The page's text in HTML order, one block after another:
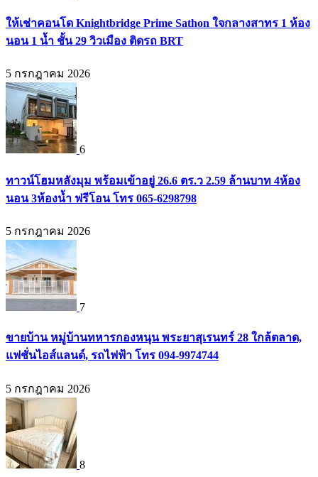
ให้เช่าคอนโด Knightbridge Prime Sathon ใจกลางสาทร 1 ห้อง
นอน 1 น้ำ ชั้น 29 วิวเมือง ติดรถ BRT
5 กรกฎาคม 2026
6
ทาวน์โฮมหลังมุม พร้อมเข้าอยู่ 26.6 ตร.ว 2.59 ล้านบาท 4ห้อง
นอน 3ห้องน้ำ ฟรีโอน โทร 065-6298798
5 กรกฎาคม 2026
7
ขายบ้าน หมู่บ้านทหารกองหนุน พระยาสุเรนทร์ 28 ใกล้ตลาด,
แฟชั่นไอส์แลนด์, รถไฟฟ้า โทร 094-9974744
5 กรกฎาคม 2026
8